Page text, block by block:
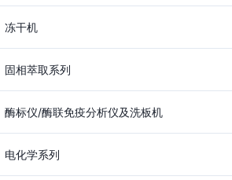
冻干机
固相萃取系列
酶标仪/酶联免疫分析仪及洗板机
电化学系列